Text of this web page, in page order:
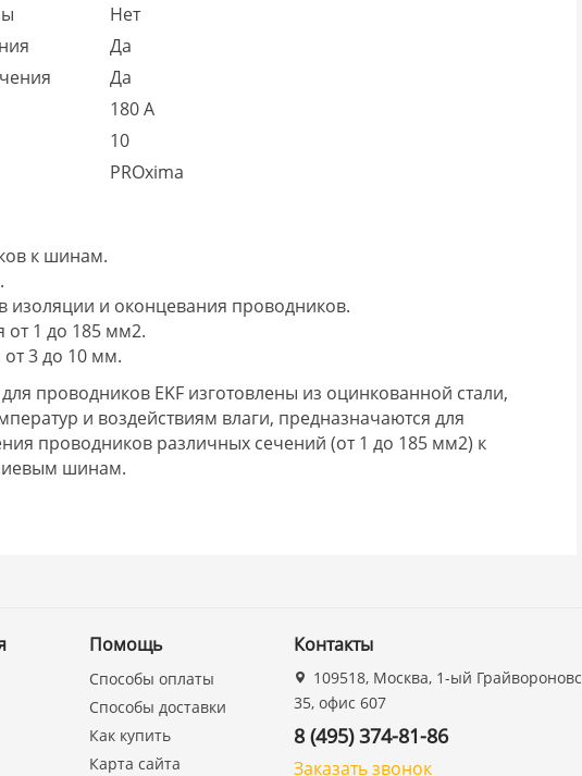
Нет
Да
Да
180 А
10
PROxima
к шинам.
изоляции и оконцевания проводников.
1 до 185 мм2.
3 до 10 мм.
проводников EKF изготовлены из оцин­кованной стали,
и воздействиям влаги, предназначаются для
проводников различных сечений (от 1 до 185 мм2) к
шинам.
Помощь
Способы оплаты
Способы доставки
Как купить
Карта сайта
Контакты
109518, Москва, 1-ый
35, офис 607
8 (495) 374-81-86
Заказать звонок